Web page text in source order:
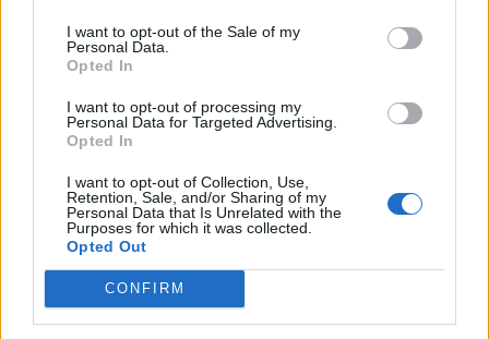
I want to opt-out of the Sale of my
Personal Data.
Opted In
I want to opt-out of processing my
Personal Data for Targeted Advertising.
Opted In
I want to opt-out of Collection, Use,
Retention, Sale, and/or Sharing of my
Personal Data that Is Unrelated with the
Purposes for which it was collected.
Opted Out
CONFIRM
AUTOLAGHI
A8 Milano-Varese, chiuso di notte
lo svincolo di Castellanza: uscite
obbligatorie per quattro giorni